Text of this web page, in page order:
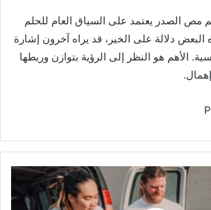
مص الصدر يعتمد على السياق العام للحلم
البعض دلالة على الخير، قد يراه آخرون إشارة
الأهم هو النظر إلى الرؤية بتوازن وربطها